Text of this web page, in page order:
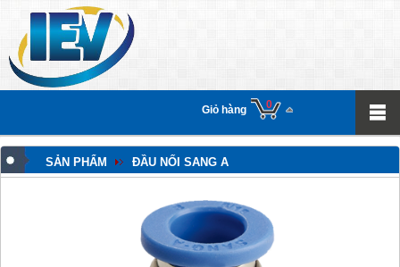
Giỏ hàng 0
SẢN PHẨM ĐẦU NỐI SANG A